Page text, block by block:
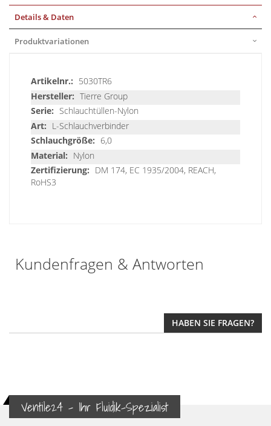
Details & Daten
Produktvariationen
Details
&
Daten
5030TR6
Tierre Group
Schlauchtüllen-Nylon
L-Schlauchverbinder
6,0
Nylon
DM 174, EC 1935/2004, REACH,
RoHS3
Kundenfragen & Antworten
HABEN SIE FRAGEN?
Ventile24 - Ihr Fluidik-Spezialist